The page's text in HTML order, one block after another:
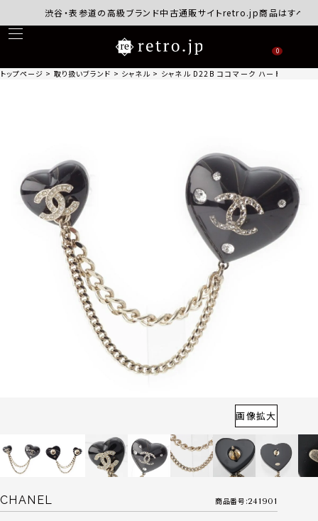
渋谷・表参道の高級ブランド中古通販サイトretro.jp商品はすべて正規
0
トップページ 取り扱いブランド シャネル シャネル D22B ココマーク ハート ラインス
画像拡大
CHANEL 商品番号 241901